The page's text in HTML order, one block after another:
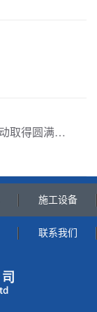
热烈祝贺：春节期间，员工家庭走访活动取得圆满成功！
施工设备
联系我们